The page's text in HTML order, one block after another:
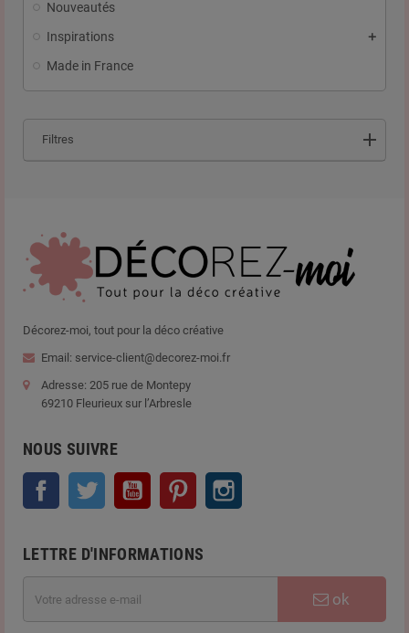
Nouveautés
Inspirations
Made in France
Filtres
Décorez-moi, tout pour la déco créative
Email: service-client@decorez-moi.fr
Adresse: 205 rue de Montepy
69210 Fleurieux sur l’Arbresle
NOUS SUIVRE
Facebook Twitter YouTube Pinterest
LETTRE D'INFORMATIONS
ok